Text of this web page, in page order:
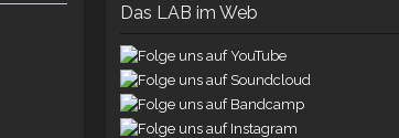
Das LAB im Web